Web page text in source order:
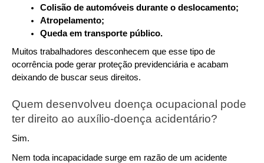
Colisão de automóveis durante o deslocamento;
Atropelamento;
Queda em transporte público.
Muitos trabalhadores desconhecem que esse tipo de
ocorrência pode gerar proteção previdenciária e acabam
deixando de buscar seus direitos.
Quem desenvolveu doença ocupacional pode
ter direito ao auxílio-doença acidentário?
Sim.
Nem toda incapacidade surge em razão de um acidente